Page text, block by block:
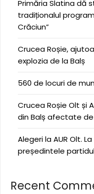
Primăria Slatina dă
tradiționalul
Crăciun”
Crucea Roșie,
explozia de la Balș
560 de locuri de
Crucea Roșie Olt și
din Balș afectate
Alegeri la AUR Olt.
președintele
Recent